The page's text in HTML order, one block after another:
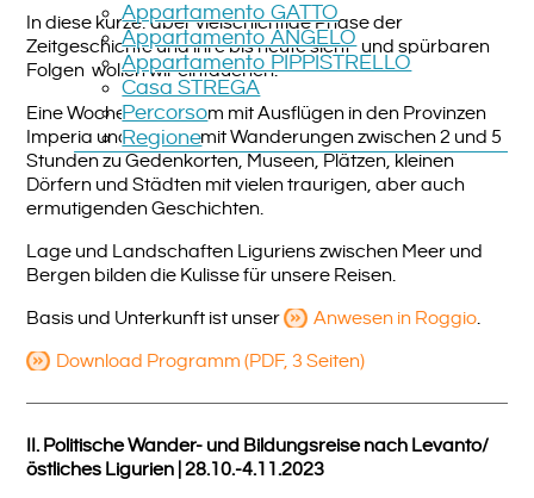
Appartamento GATTO
Appartamento ANGELO
Appartamento PIPPISTRELLO
Casa STREGA
Percorso
Regione
In diese kurze, aber vielschichtige Phase der
Zeitgeschichte und ihre bis heute sicht- und spürbaren
Folgen wollen wir eintauchen.
Eine Woche Programm mit Ausflügen in den Provinzen
Imperia und Genua, mit Wanderungen zwischen 2 und 5
Stunden zu Gedenkorten, Museen, Plätzen, kleinen
Dörfern und Städten mit vielen traurigen, aber auch
ermutigenden Geschichten.
Lage und Landschaften Liguriens zwischen Meer und
Bergen bilden die Kulisse für unsere Reisen.
Basis und Unterkunft ist unser Anwesen in Roggio
Download Programm (PDF, 3 Seiten)
II. Politische Wander- und Bildungsreise nach Levanto/
östliches Ligurien | 28.10.-4.11.2023